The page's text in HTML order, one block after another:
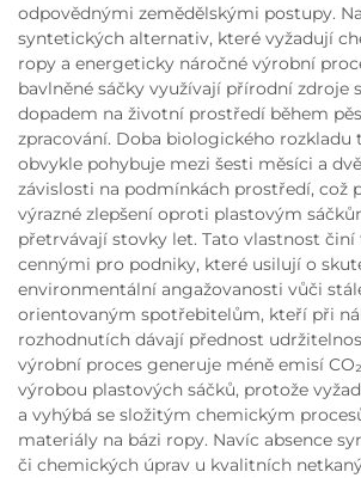
odpovědnými zemědělskými postupy.
syntetických alternativ, které vyžadují
ropy a energeticky náročné výrobní
bavlněné sáčky využívají přírodní zdroje
dopadem na životní prostředí během
zpracování. Doba biologického rozkladu
obvykle pohybuje mezi šesti měsíci a
závislosti na podmínkách prostředí, což
výrazné zlepšení oproti plastovým
přetrvávají stovky let. Tato vlastnost činí
cennými pro podniky, které usilují o
environmentální angažovanosti vůči
orientovaným spotřebitelům, kteří při
rozhodnutích dávají přednost
výrobní proces generuje méně emisí
výrobou plastových sáčků, protože
a vyhýbá se složitým chemickým
materiály na bázi ropy. Navíc absence
či chemických úprav u kvalitních